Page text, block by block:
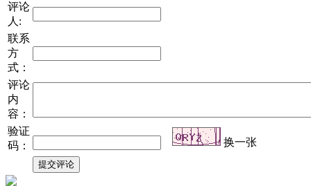
评论
人:
联系
方
式：
评论
内
容：
验证
码：
换一张